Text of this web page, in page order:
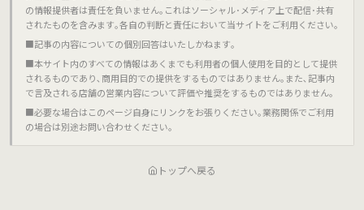
の情報提供者は責任を負いません｡これはソーシャル･メディア上で配信･共有
されたものを含みます｡各自の判断と責任において当サイトをご利用ください｡
■記事の内容についての個別回答はいたしかねます｡
■本サイト内のすべての情報はあくまでも利用者の個人使用を目的として提供
されるものであり､商用目的での提供をするものではありません｡また､記事内
で言及される店舗の営業内容について評価や推奨をするものではありません｡
■必要な場合はこのページ自身にリンクをお張りください｡業務関係でご利用
の場合は別途お問い合わせください｡
トップへ戻る